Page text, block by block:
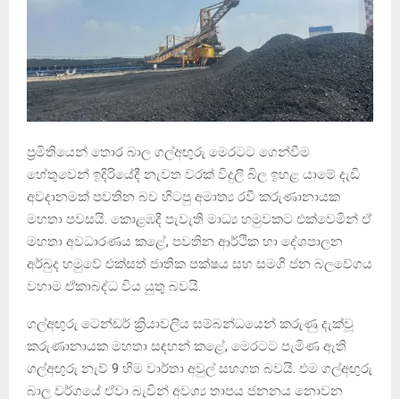
ප්‍රමිතියෙන් තොර බාල ගල්අඟුරු මෙරටට ගෙන්වීම
හේතුවෙන් ඉදිරියේදී නැවත වරක් විදුලි බිල ඉහළ යාමේ දැඩි
අවදානමක් පවතින බව හිටපු අමාත්‍ය රවී කරුණානායක
මහතා පවසයි. කොළඹදී පැවැති මාධ්‍ය හමුවකට එක්වෙමින් ඒ
මහතා අවධාරණය කළේ, පවතින ආර්ථික හා දේශපාලන
අර්බුද හමුවේ එක්සත් ජාතික පක්ෂය සහ සමගි ජන බලවේගය
වහාම ඒකාබද්ධ විය යුතු බවයි.
ගල්අඟුරු ටෙන්ඩර් ක්‍රියාවලිය සම්බන්ධයෙන් කරුණු දැක්වූ
කරුණානායක මහතා සඳහන් කළේ, මෙරටට පැමිණ ඇති
ගල්අඟුරු නැව් 9 හිම වාර්තා අවුල් සහගත බවයි. එම ගල්අඟුරු
බාල වර්ගයේ ඒවා බැවින් අවශ්‍ය තාපය ජනනය නොවන